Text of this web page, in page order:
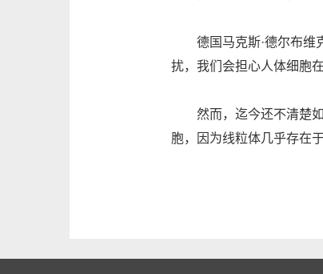
德国马克斯·德尔布维克
扰，我们会担心人体细胞
然而，迄今还不清楚如
胞，因为线粒体几乎存在